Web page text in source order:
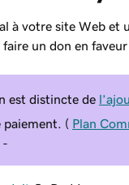
à votre site Web
un don en
est distincte de
paiement. ( Plan
-